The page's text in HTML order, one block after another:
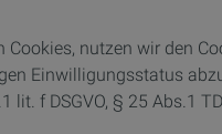
nutzen wir den
Einwilligungsstatus
f DSGVO, § 25 Abs.1